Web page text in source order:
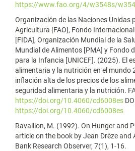
https://www.fao.org/4/w3548s/
Organización de las Naciones Unidas
Agricultura [FAO], Fondo
[FIDA], Organización Mundial de la
Mundial de Alimentos [PMA] y Fondo
para la Infancia [UNICEF]. (2025). El
alimentaria y la nutrición en el mundo
inflación alta de los precios de los
seguridad alimentaria y la nutrición.
https://doi.org/10.4060/cd6008es
https://doi.org/10.4060/cd6008es
Ravallion, M. (1992). On Hunger and
article on the book by Jean Drèze and
Bank Research Observer, 7(1), 1-16.